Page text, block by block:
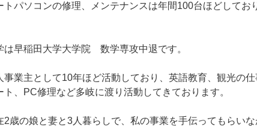
トパソコンの修理、メンテナンスは年間100台ほどしてお
は早稲田大学大学院 数学専攻中退です。
事業主として10年ほど活動しており、英語教育、観光の仕
ト、PC修理など多岐に渡り活動してきております。
2歳の娘と妻と3人暮らしで、私の事業を手伝ってもらい